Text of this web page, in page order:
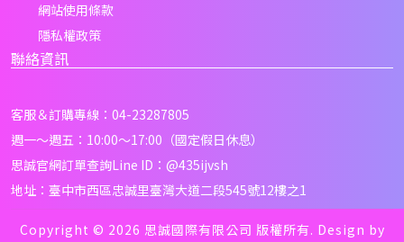
網站使用條款
隱私權政策
聯絡資訊
客服＆訂購專線：04-23287805
週一～週五：10:00～17:00（國定假日休息）
思誠官網訂單查詢Line ID： @435ijvsh
地址：臺中市西區忠誠里臺灣大道二段545號12樓之1
Copyright © 2026 思誠國際有限公司 版權所有. Design by